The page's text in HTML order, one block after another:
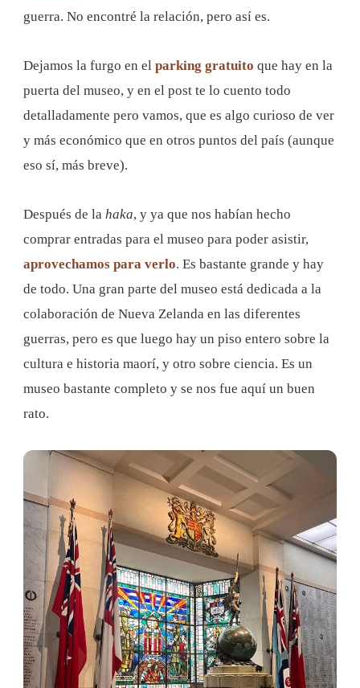
guerra. No encontré la relación, pero así es.
Dejamos la furgo en el parking gratuito que hay en la
puerta del museo, y en el post te lo cuento todo
detalladamente pero vamos, que es algo curioso de ver
y más económico que en otros puntos del país (aunque
eso sí, más breve).
Después de la haka, y ya que nos habían hecho
comprar entradas para el museo para poder asistir,
aprovechamos para verlo. Es bastante grande y hay
de todo. Una gran parte del museo está dedicada a la
colaboración de Nueva Zelanda en las diferentes
guerras, pero es que luego hay un piso entero sobre la
cultura e historia maorí, y otro sobre ciencia. Es un
museo bastante completo y se nos fue aquí un buen
rato.